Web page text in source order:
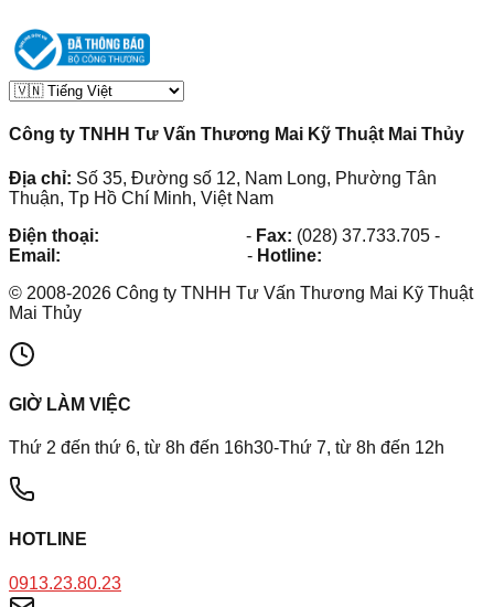
Công ty TNHH Tư Vấn Thương Mai Kỹ Thuật Mai Thủy
Địa chỉ: Số 35, Đường số 12, Nam Long, Phường Tân
Thuận, Tp Hồ Chí Minh, Việt Nam
Điện thoại:
- Fax: (028) 37.733.705 -
Email:
- Hotline:
© 2008-2026 Công ty TNHH Tư Vấn Thương Mai Kỹ Thuật
Mai Thủy
GIỜ LÀM VIỆC
Thứ 2 đến thứ 6, từ 8h đến 16h30-Thứ 7, từ 8h đến 12h
HOTLINE
0913.23.80.23